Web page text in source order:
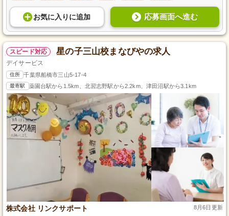
お気に入り に追加 応募画面へ進む
スピード対応 星の子三山校まなびやの求人
デイサービス
住所 千葉県船橋市三山5-17-4
最寄駅 薬園台駅から1.5km、北習志野駅から2.2km、津田沼駅から3.1km
株式会社 リンクサポート 8月6日更新